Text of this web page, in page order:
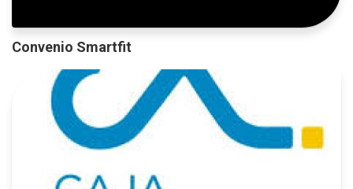
Convenio Smartfit